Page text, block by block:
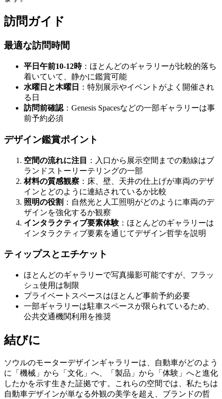
訪問ガイド
最適な訪問時間
平日午前10-12時：ほとんどのギャラリーが比較的落ち
着いていて、静かに鑑賞可能
水曜日と木曜日
：特別展示やイベントがよく開催され
る日
訪問前確認 ：Genesis Spacesなどの一部ギャラリーは事
前予約必須
デザイン鑑賞ポイント
空間の流れに注目
：入口から展示空間までの動線はブ
ランドストーリーテリングの一部
材料の質感観察 ：床、壁、天井の仕上げが車両のデザ
インとどのように連結されているか比較
照明の役割 ：自然光と人工照明がどのように車両のデ
ザインを強化するか観察
インタラクティブ要素体験：ほとんどのギャラリーは
インタラクティブ要素を通じてデザイン哲学を説明
ティップスとエチケット
ほとんどのギャラリーで写真撮影可能ですが、フラッ
シュ使用は制限
プライベートスペースはほとんど事前予約必要
一部ギャラリーは駐車スペースが限られているため、
公共交通機関利用を推奨
結びに
ソウルのモーターデザインギャラリーは、自動車がどのよう
に「機械」から「文化」へ、「製品」から「体験」へと進化
したかを示す生きた証拠です。これらの空間では、私たちは
自動車デザインが単なる外観の美学を超え、ブランドの哲